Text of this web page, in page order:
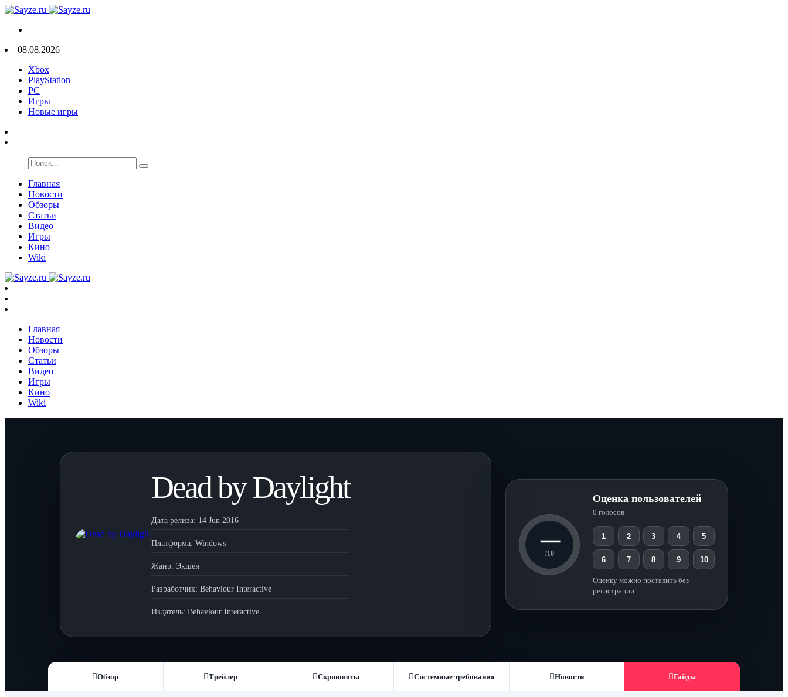
08.08.2026
Xbox
PlayStation
PC
Игры
Новые игры
Главная
Новости
Обзоры
Статьи
Видео
Игры
Кино
Wiki
Главная
Новости
Обзоры
Статьи
Видео
Игры
Кино
Wiki
Dead by Daylight
Дата релиза: 14 Jun 2016
Платформа: Windows
Жанр: Экшен
Разработчик: Behaviour Interactive
Издатель: Behaviour Interactive
—
/10
Оценка пользователей
0 голосов
1 2 3 4 5
6 7 8 9 10
Оценку можно поставить без
регистрации.
Обзор Трейлер Скриншоты Системные требования Новости Гайды